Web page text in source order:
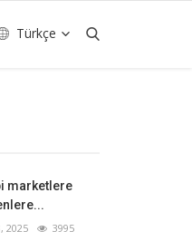
Türkçe
marketlere
2025 3995